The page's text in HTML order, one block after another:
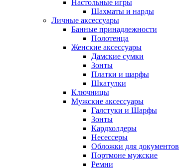
Настольные игры
Шахматы и нарды
Личные аксессуары
Банные принадлежности
Полотенца
Женские аксессуары
Дамские сумки
Зонты
Платки и шарфы
Шкатулки
Ключницы
Мужские аксессуары
Галстуки и Шарфы
Зонты
Кардхолдеры
Несессеры
Обложки для документов
Портмоне мужские
Ремни